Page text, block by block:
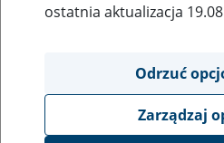
nienależnie pobranych
ostatnia aktualizacja
Odrzuć
Zarządzaj